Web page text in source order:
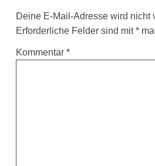
Deine E-Mail-Adresse wird nicht
Erforderliche Felder sind mit*
Kommentar *